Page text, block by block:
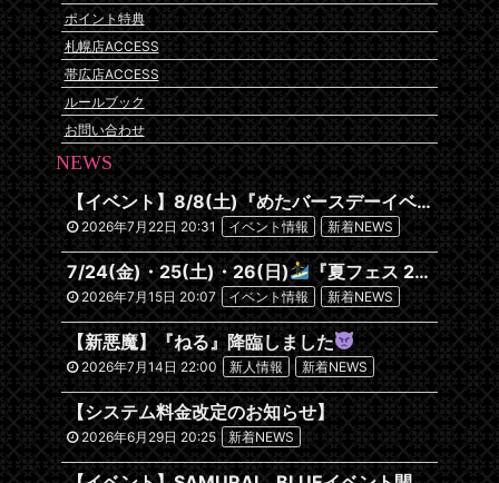
ポイント特典
札幌店ACCESS
帯広店ACCESS
ルールブック
お問い合わせ
NEWS
【イベント】8/8(土)『めたバースデーイベント』開催です
2026年7月22日 20:31 イベント情報 新着NEWS
7/24(金)・25(土)・26(日) 『夏フェス 2026~沖縄編~』
2026年7月15日 20:07 イベント情報 新着NEWS
【新悪魔】『ねる』降臨しました
2026年7月14日 22:00 新人情報 新着NEWS
【システム料金改定のお知らせ】
2026年6月29日 20:25 新着NEWS